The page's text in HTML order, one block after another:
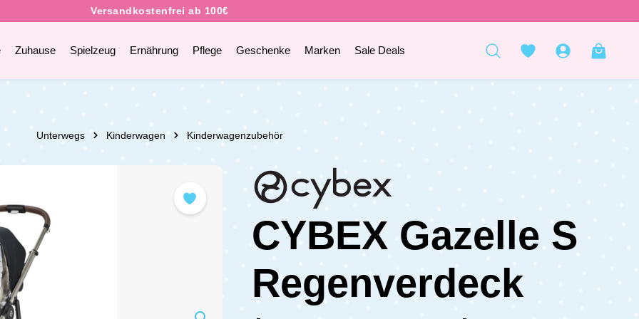
Zuhause Spielzeug Ernährung Pflege Geschenke Marken Sale Deals
Unterwegs Kinderwagen Kinderwagenzubehör
CYBEX Gazelle S
Regenverdeck